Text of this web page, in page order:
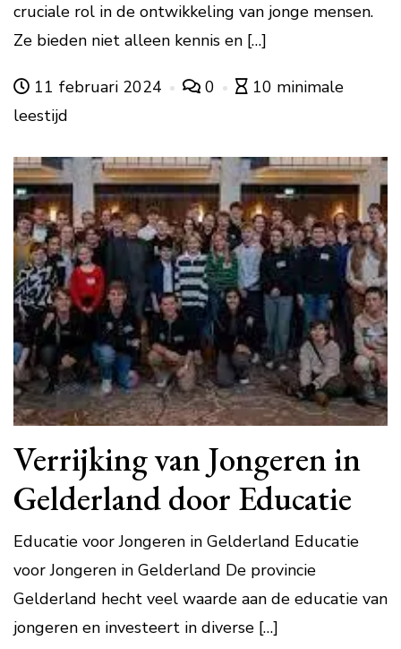
cruciale rol in de ontwikkeling van jonge mensen.
Ze bieden niet alleen kennis en […]
11 februari 2024 0
10 minimale
leestijd
Verrijking van Jongeren in
Gelderland door Educatie
Educatie voor Jongeren in Gelderland Educatie
voor Jongeren in Gelderland De provincie
Gelderland hecht veel waarde aan de educatie van
jongeren en investeert in diverse […]